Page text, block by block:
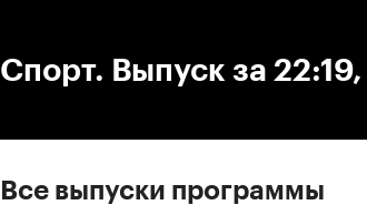
Спорт. Выпуск за
Все выпуски программы